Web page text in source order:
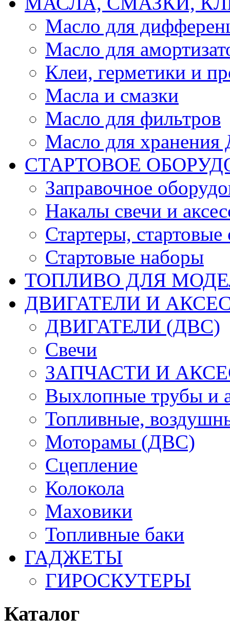
Масло для
Масло для
Клеи, герметики и
Масла и смазки
Масло для фильтров
Масло для
СТАРТОВОЕ
Заправочное
Накалы свечи и
Стартеры, стартовые
Стартовые наборы
ТОПЛИВО ДЛЯ
ДВИГАТЕЛИ И
ДВИГАТЕЛИ (ДВС)
Свечи
ЗАПЧАСТИ И
Выхлопные трубы и
Топливные,
Моторамы (ДВС)
Сцепление
Колокола
Маховики
Топливные баки
ГАДЖЕТЫ
ГИРОСКУТЕРЫ
Каталог